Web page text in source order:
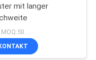
mit langer